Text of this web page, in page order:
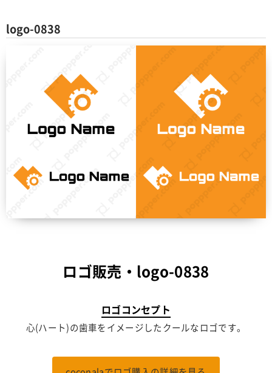
logo-0838
ロゴ販売・logo-0838
ロゴコンセプト
心(ハート)の歯車をイメージしたクールなロゴです。